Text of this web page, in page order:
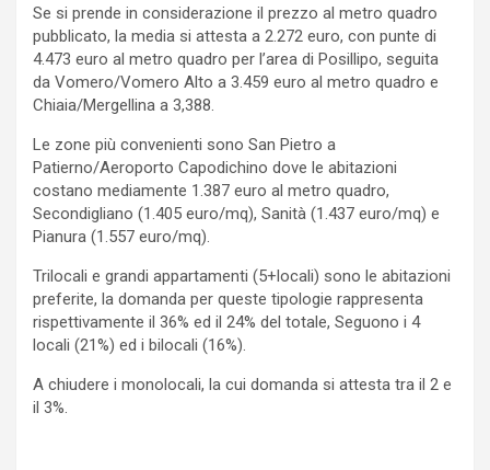
Se si prende in considerazione il prezzo al metro quadro
pubblicato, la media si attesta a 2.272 euro, con punte di
4.473 euro al metro quadro per l’area di Posillipo, seguita
da Vomero/Vomero Alto a 3.459 euro al metro quadro e
Chiaia/Mergellina a 3,388.
Le zone più convenienti sono San Pietro a
Patierno/Aeroporto Capodichino dove le abitazioni
costano mediamente 1.387 euro al metro quadro,
Secondigliano (1.405 euro/mq), Sanità (1.437 euro/mq) e
Pianura (1.557 euro/mq).
Trilocali e grandi appartamenti (5+locali) sono le abitazioni
preferite, la domanda per queste tipologie rappresenta
rispettivamente il 36% ed il 24% del totale, Seguono i 4
locali (21%) ed i bilocali (16%).
A chiudere i monolocali, la cui domanda si attesta tra il 2 e
il 3%.